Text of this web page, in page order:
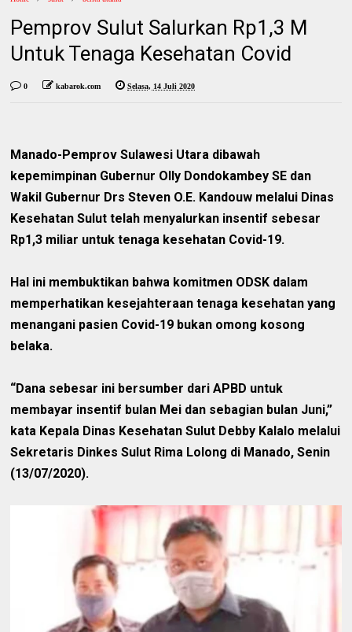
Pemprov Sulut Salurkan Rp1,3 M
Untuk Tenaga Kesehatan Covid
0 kabarok.com Selasa, 14 Juli 2020
Manado-Pemprov Sulawesi Utara dibawah
kepemimpinan Gubernur Olly Dondokambey SE dan
Wakil Gubernur Drs Steven O.E. Kandouw melalui Dinas
Kesehatan Sulut telah menyalurkan insentif sebesar
Rp1,3 miliar untuk tenaga kesehatan Covid-19.
Hal ini membuktikan bahwa komitmen ODSK dalam
memperhatikan kesejahteraan tenaga kesehatan yang
menangani pasien Covid-19 bukan omong kosong
belaka.
“Dana sebesar ini bersumber dari APBD untuk
membayar insentif bulan Mei dan sebagian bulan Juni,”
kata Kepala Dinas Kesehatan Sulut Debby Kalalo melalui
Sekretaris Dinkes Sulut Rima Lolong di Manado, Senin
(13/07/2020).